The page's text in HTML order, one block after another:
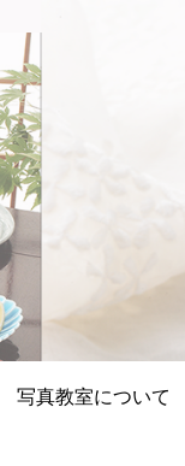
写真教室について